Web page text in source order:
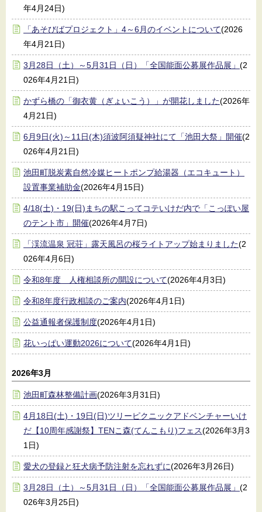
年4月24日)
「あそびばプロジェクト」4～6月のイベントについて(2026
年4月21日)
3月28日（土）～5月31日（日）「全国能面公募展作品展」 (2
026年4月21日)
かずら橋の「御衣黄（ぎょいこう）」が開花しました(2026年
4月21日)
6月9日(火)～11日(木)須波阿須疑神社にて「池田大祭」開催(2
026年4月21日)
池田町脱炭素自然冷媒ヒートポンプ給湯器（エコキュート）
設置事業補助金(2026年4月15日)
4/18(土)・19(日)まちの駅こってコテいけだ内で「こっぽい屋
のテント市」開催(2026年4月7日)
「渓流温泉 冠荘」露天風呂の桜ライトアップ始まりました(2
026年4月6日)
令和8年度 人権相談所の開設について(2026年4月3日)
令和8年度行政相談のご案内(2026年4月1日)
公益通報者保護制度(2026年4月1日)
花いっぱい運動2026について(2026年4月1日)
2026年3月
池田町森林整備計画(2026年3月31日)
4月18日(土)・19日(日)ツリーピクニックアドベンチャーいけ
だ【10周年感謝祭】TENこ森(てんこもり)フェス(2026年3月3
1日)
愛犬の登録と狂犬病予防注射を忘れずに(2026年3月26日)
3月28日（土）～5月31日（日）「全国能面公募展作品展」 (2
026年3月25日)